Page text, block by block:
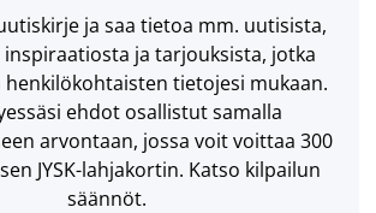
uutiskirje ja saa tietoa mm. uutisista,
inspiraatiosta ja tarjouksista, jotka
tietojesi mukaan.
ehdot osallistut samalla
arvontaan, jossa voit voittaa 300
JYSK-lahjakortin. Katso kilpailun
säännöt.